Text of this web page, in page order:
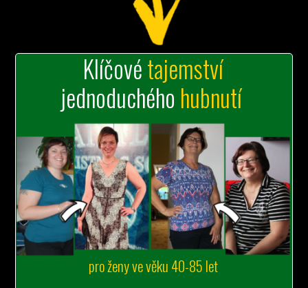
Klíčovétajemství
jednoduchého hubnutí
pro ženy ve věku 40-85 let